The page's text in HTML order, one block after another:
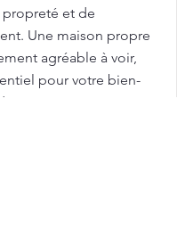
et de
Une maison propre
agréable à voir,
pour votre bien-
propreté